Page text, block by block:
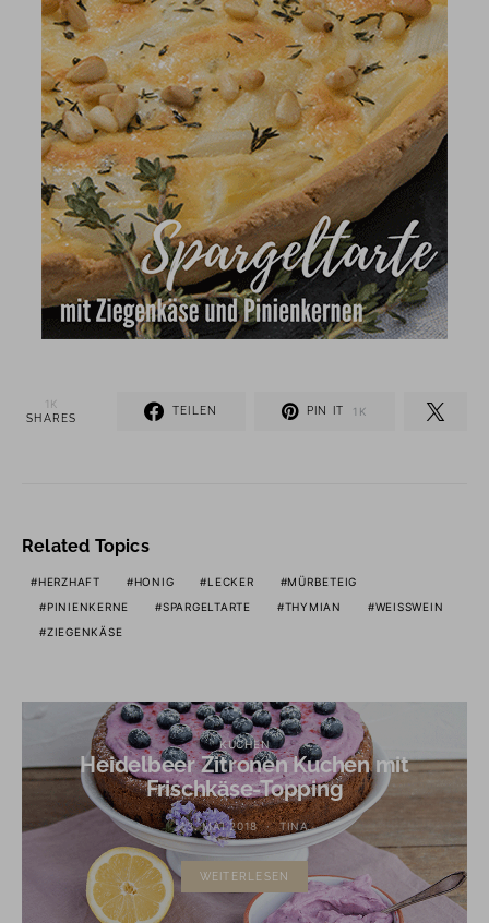
1K
SHARES
TEILEN PIN IT 1K
Related Topics
HERZHAFT HONIG LECKER
MÜRBETEIG
PINIENKERNE
SPARGELTARTE THYMIAN
WEISSWEIN
ZIEGENKÄSE
KUCHEN
Heidelbeer Zitronen Kuchen mit
Frischkäse-Topping
13. MAI 2018 TINA
WEITERLESEN